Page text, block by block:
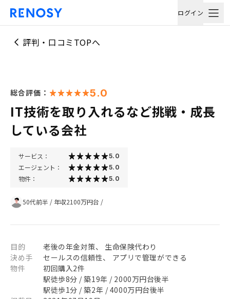
ログイン
評判・口コミTOPへ
総合評価： 5.0
IT技術を取り入れるなど挑戦・成長
している会社
サービス： 5.0
エージェント： 5.0
物件： 5.0
50代前半 / 年収2100万円台 /
目的
老後の年金対策、 生命保険代わり
決め手
セールスの信頼性、 アプリで管理ができる
物件
初回購入2件
駅徒歩8分 / 築19年 / 2000万円台後半
駅徒歩1分 / 築2年 / 4000万円台後半